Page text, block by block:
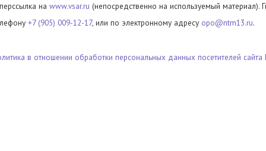
на www.vsar.ru (непосредственно на используемый материал).
+7 (905) 009-12-17, или по электронному адресу opo@ntm13.ru.
в отношении обработки персональных данных посетителей